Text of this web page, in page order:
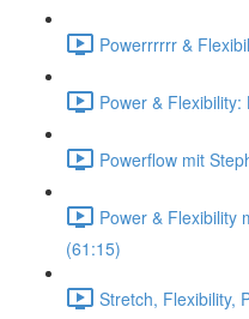
Powerrrrrr &
Power &
Powerflow mit
Power & Flexibility
(61:15)
Stretch, Flexibility,